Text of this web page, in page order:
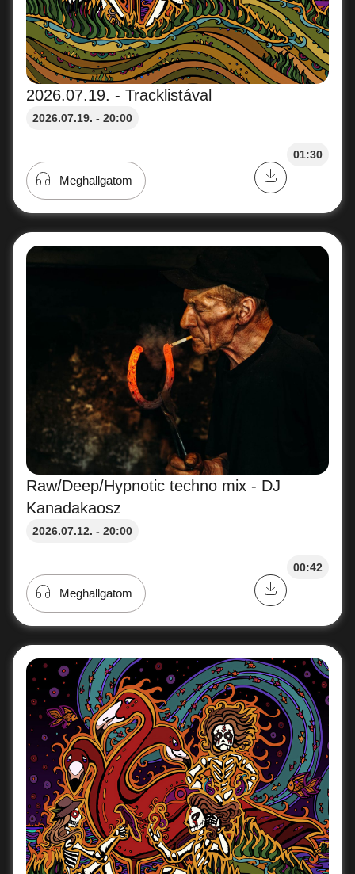
2026.07.19. - Tracklistával
2026.07.19. - 20:00
01:30
Meghallgatom
Raw/Deep/Hypnotic techno mix - DJ
Kanadakaosz
2026.07.12. - 20:00
00:42
Meghallgatom